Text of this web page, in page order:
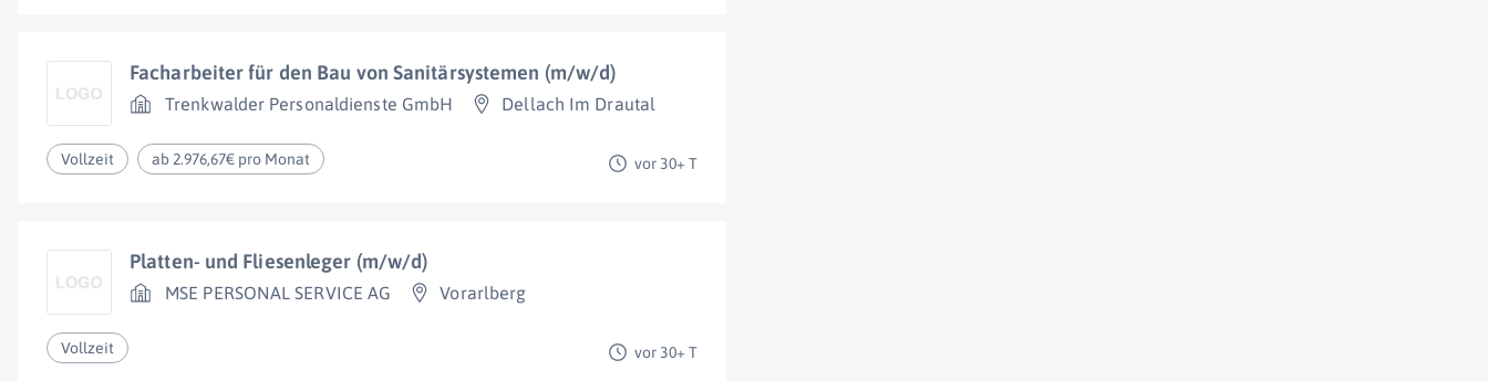
Facharbeiter für den Bau von Sanitärsystemen (m/w/d)
Trenkwalder Personaldienste GmbH Dellach Im Drautal
Vollzeit ab 2.976,67€ pro Monat vor 30+ T
Platten- und Fliesenleger (m/w/d)
MSE PERSONAL SERVICE AG Vorarlberg
Vollzeit vor 30+ T